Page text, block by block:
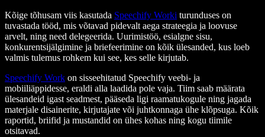
Kõige tõhusam viis kasutada Speechify Worki turunduses on
tuvastada tööd, mis võtavad pidevalt aega strateegia ja loovuse
arvelt, ning need delegeerida. Uurimistöö, esialgne sisu,
konkurentsijälgimine ja briefeerimine on kõik ülesanded, kus loeb
valmis tulemus rohkem kui see, kes selle kirjutab.
Speechify Work on sisseehitatud Speechify veebi- ja
mobiiliäppidesse, eraldi alla laadida pole vaja. Tiim saab määrata
ülesandeid igast seadmest, pääseda ligi raamatukogule ning jagada
materjale disainerite, kirjutajate või juhtkonnaga ühe klõpsuga. Kõik
raportid, briifid ja mustandid on ühes kohas ning kogu tiimile
otsitavad.